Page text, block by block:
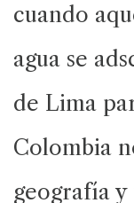
cuando
agua se
de Lima
Colombia
geografía